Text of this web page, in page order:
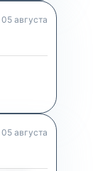
05 августа
05 августа